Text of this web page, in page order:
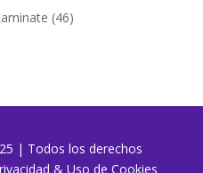
4646
| Todos los derechos
& Uso de Cookies